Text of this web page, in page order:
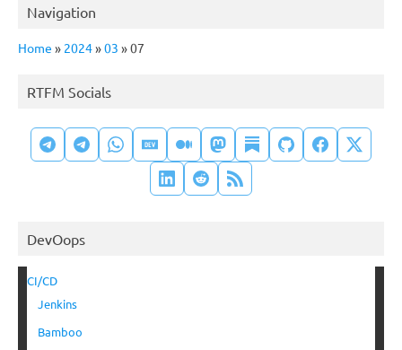
Navigation
Home » 2024»03 »07
RTFM Socials
DevOops
CI/CD
Jenkins
Bamboo